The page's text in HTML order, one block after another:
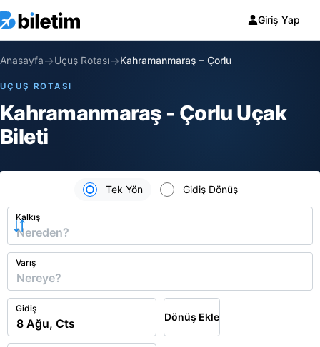
Giriş Yap
Anasayfa→Uçuş Rotası→Kahramanmaraş – Çorlu
UÇUŞ ROTASI
Kahramanmaraş - Çorlu Uçak
Bileti
Tek Yön Gidiş Dönüş
Kalkış
Varış
Gidiş
Dönüş Ekle